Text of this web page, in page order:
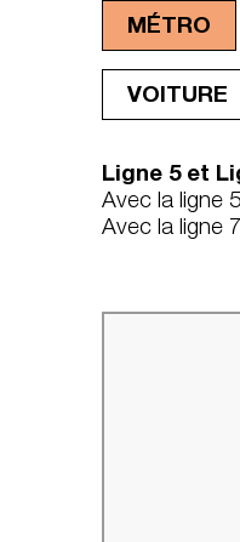
MÉTRO
VOITURE
Ligne 5 et
Avec la ligne
Avec la ligne